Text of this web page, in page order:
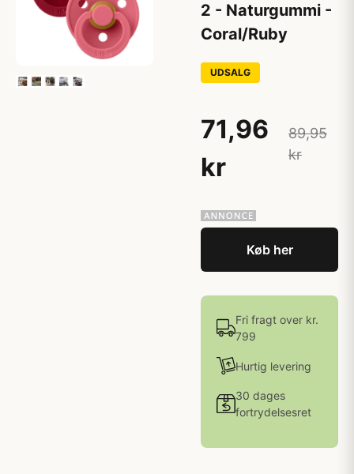
2 - Naturgummi -
Coral/Ruby
UDSALG
71,96
kr
89,95
kr
Køb her
Fri fragt over kr.
799
Hurtig levering
30 dages
fortrydelsesret